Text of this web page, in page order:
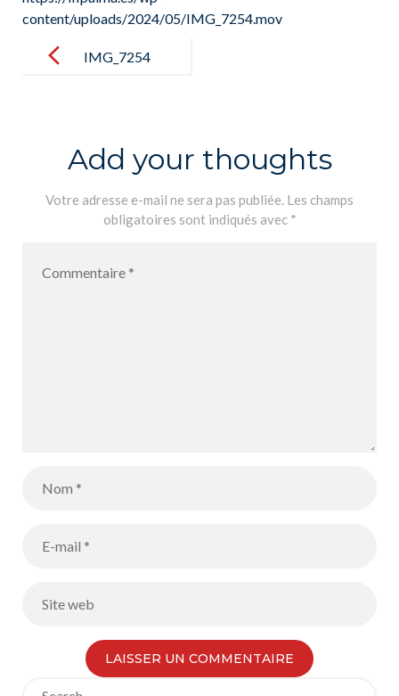
content/uploads/2024/05/IMG_7254.mov
navigationIMG_7254
Add your thoughts
Votre adresse e-mail ne sera pas publiée. Les champs
obligatoires sont indiqués avec *